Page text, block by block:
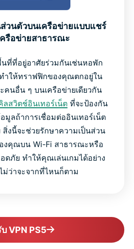
วนตัวบนเครือข่ายแบบแชร์
รือข่ายสาธารณะ
นที่ที่อยู่อาศัยร่วมกันเช่นหอพัก
ำให้ทราฟฟิกของคุณตกอยู่ใน
ะคนอื่น ๆ บนเครือข่ายเดียวกัน
ลสวิตช์อินเทอร์เน็ตที่จะป้องกัน
มูลถ้าการเชื่อมต่ออินเทอร์เน็ต
งนี้จะช่วยรักษาความเป็นส่วน
งคุณบน Wi-Fi สาธารณะหรือ
ดภัย ทำให้คุณเล่นเกมได้อย่าง
ม่ว่าจะจากที่ไหนก็ตาม
บ VPN PS5